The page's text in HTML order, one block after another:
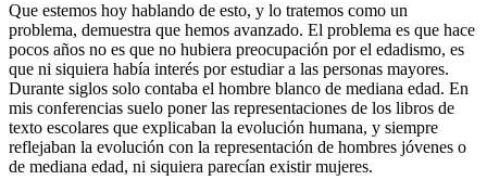
Que estemos hoy hablando de esto, y lo tratemos como un
problema, demuestra que hemos avanzado. El problema es que hace
pocos años no es que no hubiera preocupación por el edadismo, es
que ni siquiera había interés por estudiar a las personas mayores.
Durante siglos solo contaba el hombre blanco de mediana edad. En
mis conferencias suelo poner las representaciones de los libros de
texto escolares que explicaban la evolución humana, y siempre
reflejaban la evolución con la representación de hombres jóvenes o
de mediana edad, ni siquiera parecían existir mujeres.